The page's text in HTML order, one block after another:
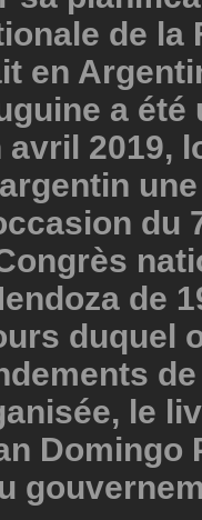
de la
en
a
2019,
du
de
duquel
le
Domingo